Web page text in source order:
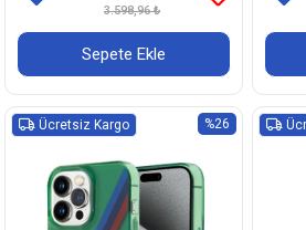
3.598,96 ₺
Sepete Ekle
%26
Ücretsiz Kargo